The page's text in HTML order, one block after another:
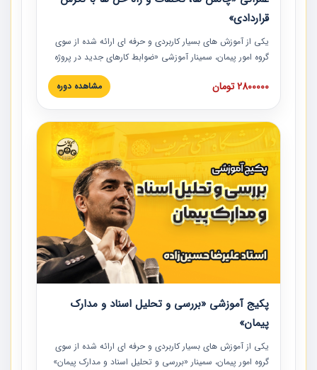
قراردادی»
یکی از آموزش‏‏‏‏‏‏ های بسیار کاربردی و حرفه‏ ای ارائه شده از سوی
گروه امور پیمان، سمینار آموزشی «ضوابط کارهای جدید در پروژه
های عمرانی» چالش ها، تخلفات و راه حل ها با نگرش قراردادی
است که در محل سندیکای شرکت های ساختمانی کشور ارائه شد.
مدارک پیمان به همراه تجربیات عملی ارائه شده است.
2800000 تومان مشاهده دوره
پکیج آموزشی «بررسی و تحلیل اسناد و مدارک
پیمان»
یکی از آموزش‏‏‏‏‏‏ های بسیار کاربردی و حرفه‏ ای ارائه شده از سوی
گروه امور پیمان، سمینار «بررسی و تحلیل اسناد و مدارک پیمان»